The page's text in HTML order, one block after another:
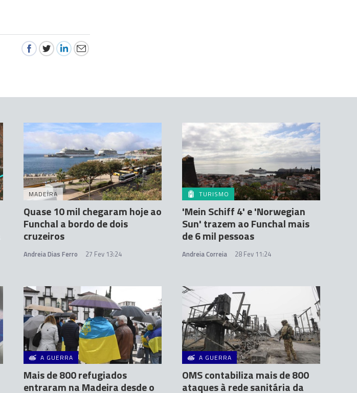
MADEIRA
Quase 10 mil chegaram hoje ao
Funchal a bordo de dois
cruzeiros
Andreia Dias Ferro 27 Fev 13:24
TURISMO
'Mein Schiff 4' e 'Norwegian
Sun' trazem ao Funchal mais
de 6 mil pessoas
Andreia Correia 28 Fev 11:24
A GUERRA
Mais de 800 refugiados
entraram na Madeira desde o
A GUERRA
OMS contabiliza mais de 800
ataques à rede sanitária da